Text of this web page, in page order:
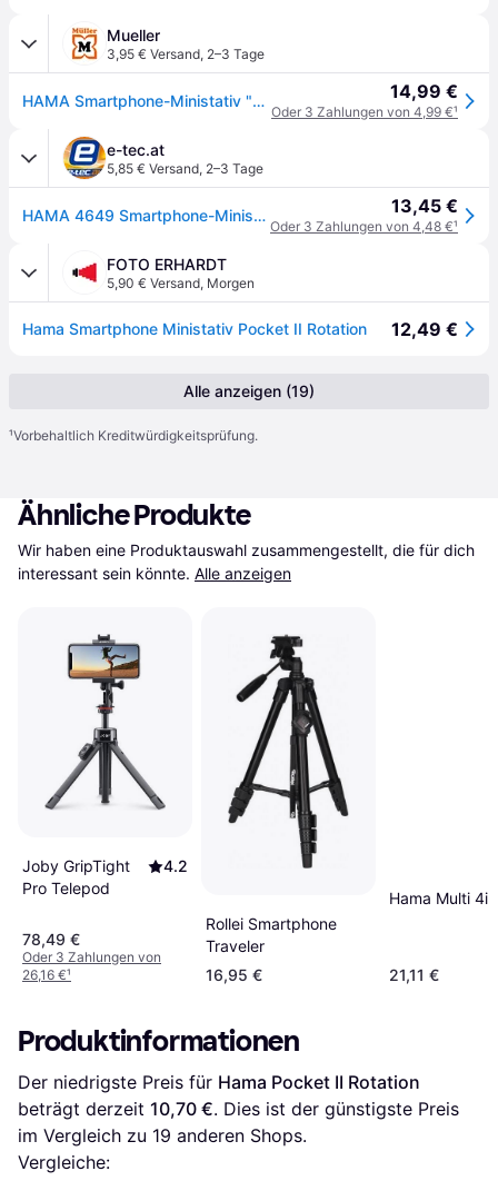
Mueller
3,95 € Versand, 2–3 Tage
HAMA Smartphone-Ministativ "Pocket II Rotation" - rot|schwarz 14,99 €
Oder 3 Zahlungen von 4,99 €¹
e-tec.at
5,85 € Versand, 2–3 Tage
HAMA 4649 Smartphone-Minist. Pocket II Rotation 13,45 €
Oder 3 Zahlungen von 4,48 €¹
FOTO ERHARDT
5,90 € Versand, Morgen
Hama Smartphone Ministativ Pocket II Rotation 12,49 €
Alle anzeigen (19)
¹Vorbehaltlich Kreditwürdigkeitsprüfung.
Ähnliche Produkte
Wir haben eine Produktauswahl zusammengestellt, die für dich
interessant sein könnte. Alle anzeigen
Joby GripTight
Pro Telepod
4.2
78,49 €
Oder 3 Zahlungen von
26,16 €¹
Rollei Smartphone
Traveler
16,95 €
Hama Multi
21,11 €
Produktinformationen
Der niedrigste Preis für Hama Pocket II Rotation
beträgt derzeit 10,70 €. Dies ist der günstigste Preis
im Vergleich zu 19 anderen Shops.
Vergleiche: